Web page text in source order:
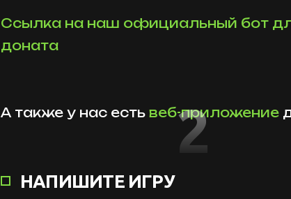
Ссылка на наш официальный бот
доната
А также у нас есть веб-приложение
НАПИШИТЕ ИГРУ
2